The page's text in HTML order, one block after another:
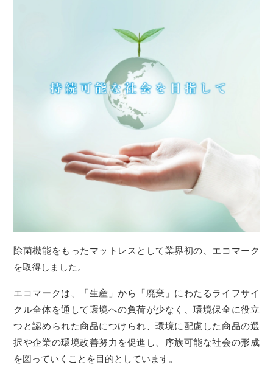
除菌機能をもったマットレスとして業界初の、エコマーク
を取得しました。
エコマークは、「生産」から「廃棄」にわたるライフサイ
クル全体を通して環境への負荷が少なく、環境保全に役立
つと認められた商品につけられ、環境に配慮した商品の選
択や企業の環境改善努力を促進し、序族可能な社会の形成
を図っていくことを目的としています。